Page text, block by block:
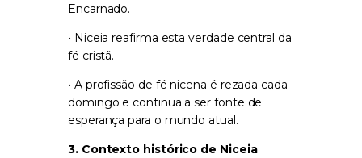
Encarnado.
• Niceia reafirma esta verdade central da
fé cristã.
• A profissão de fé nicena é rezada cada
domingo e continua a ser fonte de
esperança para o mundo atual.
3. Contexto histórico de Niceia